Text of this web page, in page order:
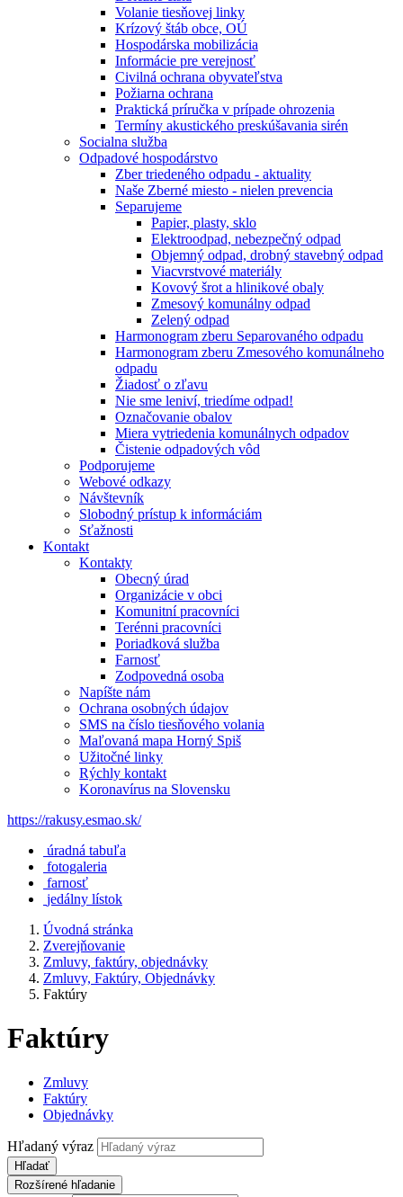
Volanie tiesňovej linky
Krízový štáb obce, OÚ
Hospodárska mobilizácia
Informácie pre verejnosť
Civilná ochrana obyvateľstva
Požiarna ochrana
Praktická príručka v prípade ohrozenia
Termíny akustického preskúšavania sirén
Socialna služba
Odpadové hospodárstvo
Zber triedeného odpadu - aktuality
Naše Zberné miesto - nielen prevencia
Separujeme
Papier, plasty, sklo
Elektroodpad, nebezpečný odpad
Objemný odpad, drobný stavebný odpad
Viacvrstvové materiály
Kovový šrot a hlinikové obaly
Zmesový komunálny odpad
Zelený odpad
Harmonogram zberu Separovaného odpadu
Harmonogram zberu Zmesového komunálneho
odpadu
Žiadosť o zľavu
Nie sme leniví, triedíme odpad!
Označovanie obalov
Miera vytriedenia komunálnych odpadov
Čistenie odpadových vôd
Podporujeme
Webové odkazy
Návštevník
Slobodný prístup k informáciám
Sťažnosti
Kontakt
Kontakty
Obecný úrad
Organizácie v obci
Komunitní pracovníci
Terénni pracovníci
Poriadková služba
Farnosť
Zodpovedná osoba
Napíšte nám
Ochrana osobných údajov
SMS na číslo tiesňového volania
Maľovaná mapa Horný Spiš
Užitočné linky
Rýchly kontakt
Koronavírus na Slovensku
https://rakusy.esmao.sk/
úradná tabuľa
fotogaleria
farnosť
jedálny lístok
Úvodná stránka
Zverejňovanie
Zmluvy, faktúry, objednávky
Zmluvy, Faktúry, Objednávky
Faktúry
Faktúry
Zmluvy
Faktúry
Objednávky
Hľadaný výraz
Hľadať
Rozšírené hľadanie